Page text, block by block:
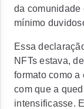
da comunidade
mínimo
Essa
NFTs estava,
formato como
com que a
intensificasse.